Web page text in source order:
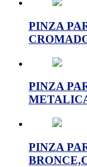
PINZA
PINZA
PINZA